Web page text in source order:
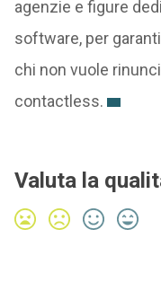
agenzie e figure
software, per
chi non vuole
contactless.
Valuta la